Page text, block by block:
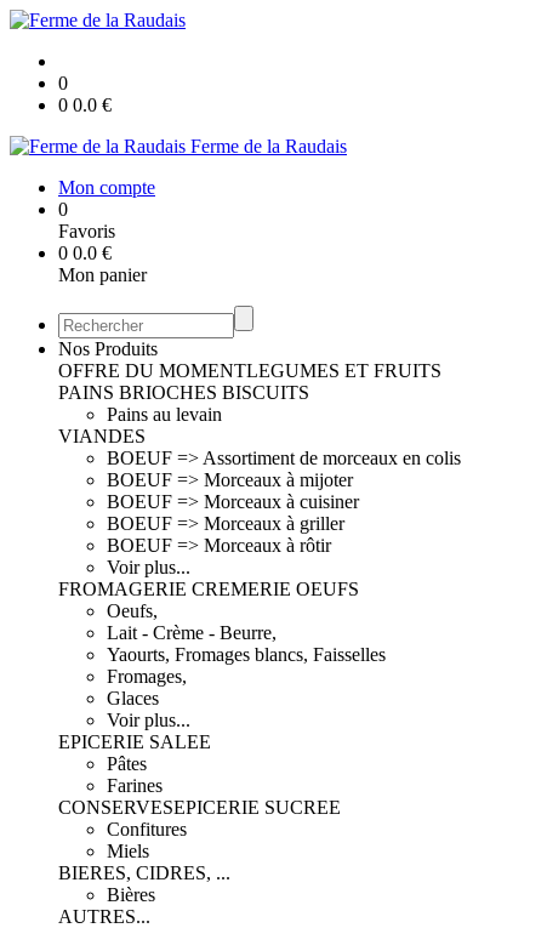
0
0 0.0 €
Ferme de la Raudais
Mon compte
0
Favoris
0 0.0 €
Mon panier
Nos Produits
OFFRE DU MOMENTLEGUMES ET FRUITS
PAINS BRIOCHES BISCUITS
Pains au levain
VIANDES
BOEUF => Assortiment de morceaux en colis
BOEUF => Morceaux à mijoter
BOEUF => Morceaux à cuisiner
BOEUF => Morceaux à griller
BOEUF => Morceaux à rôtir
Voir plus...
FROMAGERIE CREMERIE OEUFS
Oeufs,
Lait - Crème - Beurre,
Yaourts, Fromages blancs, Faisselles
Fromages,
Glaces
Voir plus...
EPICERIE SALEE
Pâtes
Farines
CONSERVESEPICERIE SUCREE
Confitures
Miels
BIERES, CIDRES, ...
Bières
AUTRES...